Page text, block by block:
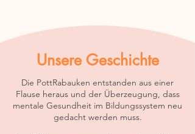
Unsere Geschichte
Die PottRabauken entstanden aus einer
Flause heraus und der Überzeugung, dass
mentale Gesundheit im Bildungssystem neu
gedacht werden muss.